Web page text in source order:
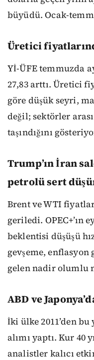
büyüdü. Ocak-
Üretici
Yİ-ÜFE temmuzda
27,83 arttı. Üretici
göre düşük seyri,
değil; sektörler
taşındığını
Trump’ın İran
petrolü sert
Brent ve WTI
geriledi. OPEC+’ın
beklentisi düşüşü
gevşeme, enflasyon
gelen nadir olumlu
ABD ve
İki ülke 2011’den
alımı yaptı. Kur 40
analistler kalıcı